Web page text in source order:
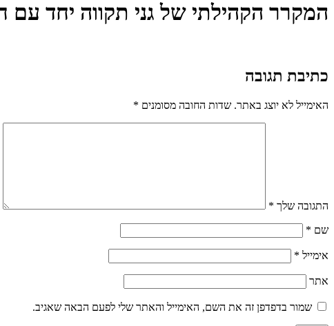
המקרר הקהילתי של גני תקווה יחד עם
כתיבת תגובה
האימייל לא יוצג באתר. שדות החובה מסומנים *
התגובה שלך *
שם *
אימייל *
אתר
שמור בדפדפן זה את השם, האימייל והאתר שלי לפעם הבאה שאגיב.